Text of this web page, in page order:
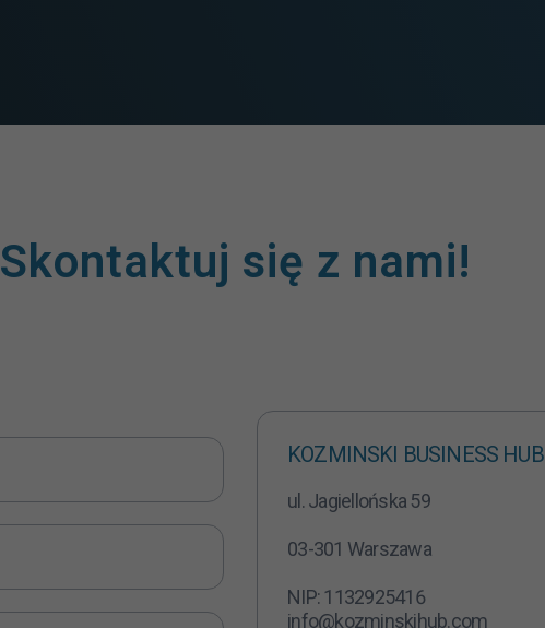
Skontaktuj się z nami!
KOZMINSKI BUSINESS HUB
ul. Jagiellońska 59
03-301 Warszawa
NIP: 1132925416
info@kozminskihub.com